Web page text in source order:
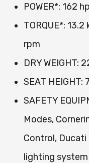
POWER*: 162
TORQUE*:
rpm
DRY WEIGHT:
SEAT HEIGHT:
SAFETY
Modes,
Control, Ducati
lighting system